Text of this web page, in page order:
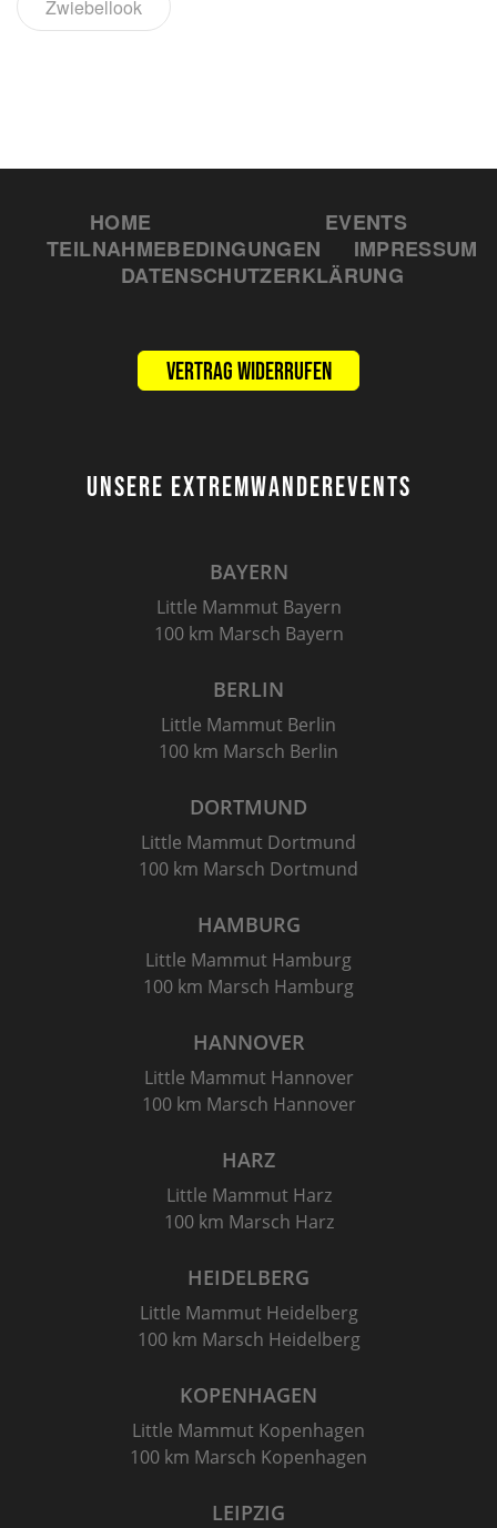
Zwiebellook
HOME
EVENTS
TEILNAHMEBEDINGUNGEN
IMPRESSUM
DATENSCHUTZERKLÄRUNG
Vertrag widerrufen
UNSERE EXTREMWANDEREVENTS
BAYERN
Little Mammut Bayern
100 km Marsch Bayern
BERLIN
Little Mammut Berlin
100 km Marsch Berlin
DORTMUND
Little Mammut Dortmund
100 km Marsch Dortmund
HAMBURG
Little Mammut Hamburg
100 km Marsch Hamburg
HANNOVER
Little Mammut Hannover
100 km Marsch Hannover
HARZ
Little Mammut Harz
100 km Marsch Harz
HEIDELBERG
Little Mammut Heidelberg
100 km Marsch Heidelberg
KOPENHAGEN
Little Mammut Kopenhagen
100 km Marsch Kopenhagen
LEIPZIG